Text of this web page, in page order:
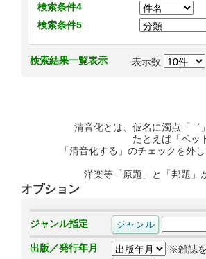
検索条件4
検索条件5
検索結果一覧表示 表示数
清音化とは、仮名に濁点「゛
たとえば「ペッ
「清音化する」のチェックを外
洋楽等「原題」と「邦題」
オプション
ジャンル指定
出版／発行年月
※雑誌